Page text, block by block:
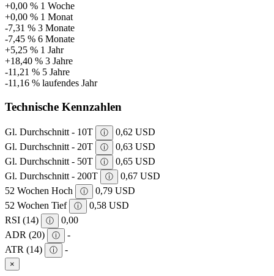
+0,00 % 1 Woche
+0,00 % 1 Monat
-7,31 % 3 Monate
-7,45 % 6 Monate
+5,25 % 1 Jahr
+18,40 % 3 Jahre
-11,21 % 5 Jahre
-11,16 % laufendes Jahr
Technische Kennzahlen
Gl. Durchschnitt - 10T ⓘ
0,62 USD
Gl. Durchschnitt - 20T
ⓘ
0,63 USD
Gl. Durchschnitt - 50T
ⓘ
0,65 USD
Gl. Durchschnitt - 200T
ⓘ
0,67 USD
52 Wochen Hoch
ⓘ
0,79 USD
52 Wochen Tief
ⓘ
0,58 USD
RSI (14)
ⓘ
0,00
ADR (20)
ⓘ
-
ATR (14)
ⓘ -
×